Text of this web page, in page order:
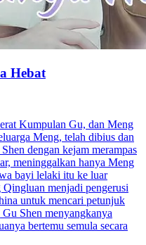
Hebat
Kumpulan Gu, dan Meng
Meng, telah dibius dan
dengan kejam merampas
meninggalkan hanya Meng
bayi lelaki itu ke luar
menjadi pengerusi
untuk mencari petunjuk
Shen menyangkanya
bertemu semula secara